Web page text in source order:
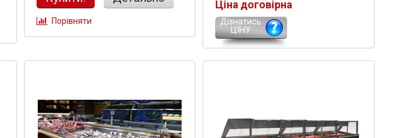
Порівняти
Ціна договірна
Дізнатись
ЦІНУ